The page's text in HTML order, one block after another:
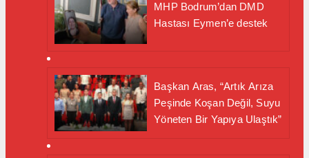
MHP Bodrum’dan DMD
Hastası Eymen’e destek
Başkan Aras, “Artık Arıza
Peşinde Koşan Değil, Suyu
Yöneten Bir Yapıya Ulaştık”